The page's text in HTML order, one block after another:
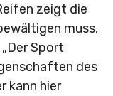
zeigt die
muss,
Sport
des
kann hier